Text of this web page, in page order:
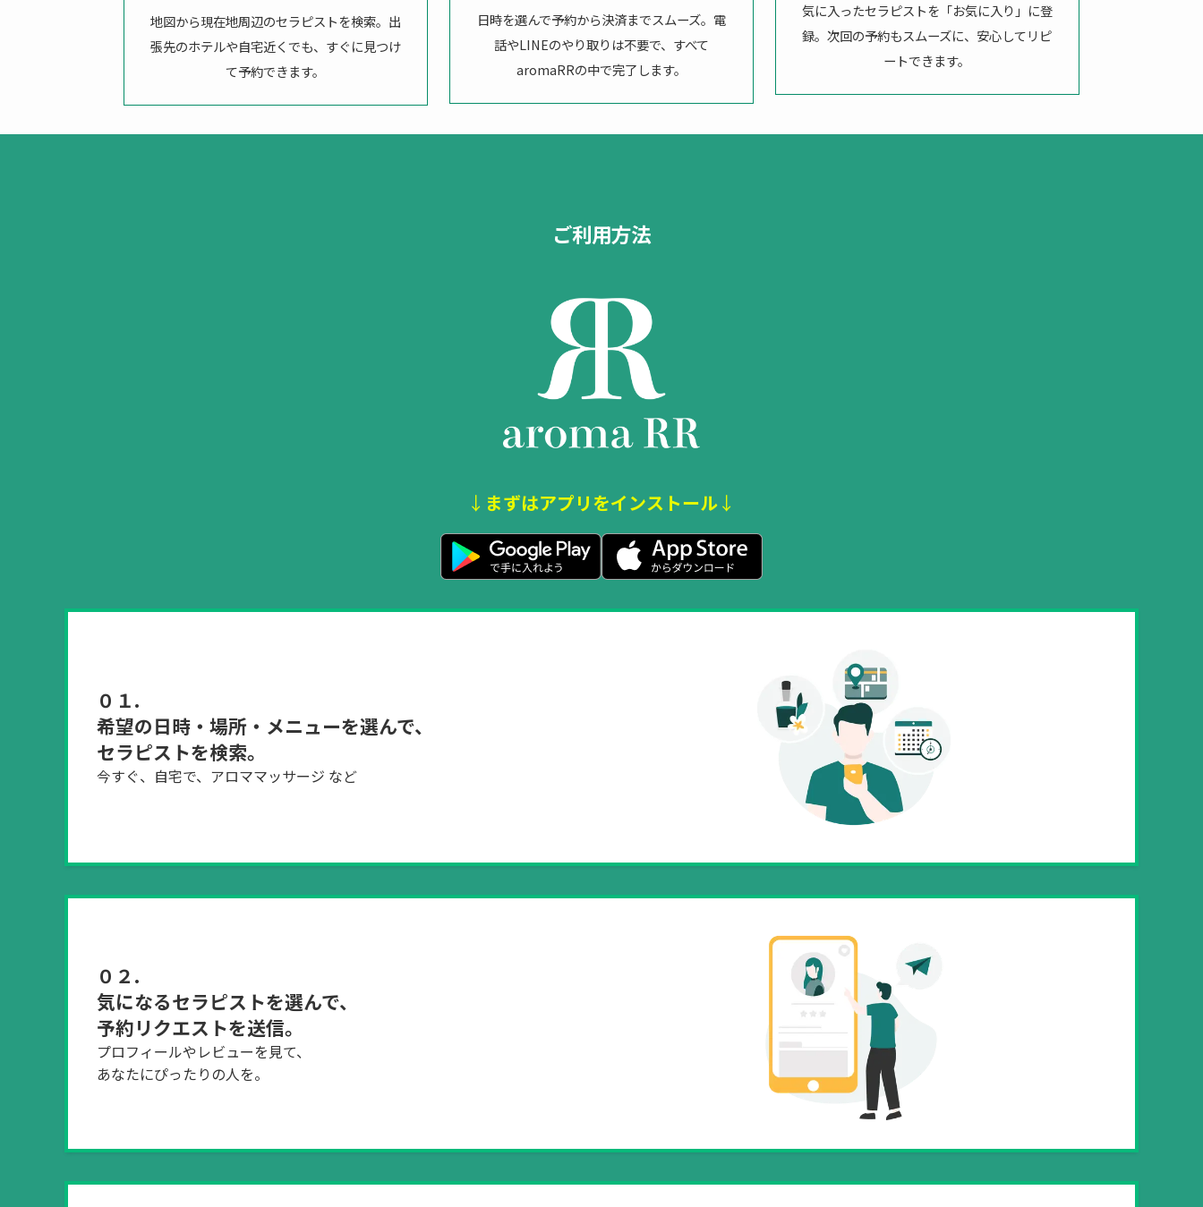
地図から現在地周辺のセラピストを検索。出
張先のホテルや自宅近くでも、すぐに見つけ
て予約できます。
日時を選んで予約から決済までスムーズ。電
話やLINEのやり取りは不要で、すべて
aromaRRの中で完了します。
気に入ったセラピストを「お気に入り」に登
録。次回の予約もスムーズに、安心してリピ
ートできます。
ご利用方法
↓ まずはアプリをインストール↓
０１.
希望の日時・場所・メニューを選んで、
セラピストを検索。
今すぐ、自宅で、アロママッサージ など
０２.
気になるセラピストを選んで、
予約リクエストを送信。
プロフィールやレビューを見て、
あなたにぴったりの人を。